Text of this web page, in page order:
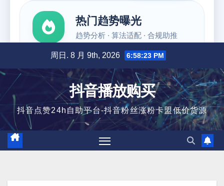
容
周日. 8 月 9th, 2026 6:58:24 PM
抖音播放购买
抖音点赞24h自助平台-抖音粉丝涨粉卡盟低价货源